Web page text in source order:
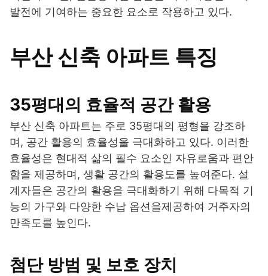
발전에 기여하는 중요한 요소로 작용하고 있다.
부산 신축 아파트 특징
35평대의 효율적 공간 활용
부산 신축 아파트는 주로 35평대의 평형을 강조하
며, 공간 활용의 효율성을 극대화하고 있다. 이러한
효율성은 현대적 삶의 필수 요소인 자유로움과 편안
함을 제공하며, 생활 공간의 활용도를 높여준다. 설
계자들은 공간의 활용을 극대화하기 위해 다목적 기
능의 가구와 다양한 수납 옵션을제공하여 거주자의
만족도를 높인다.
첨단 방범 및 보호 장치